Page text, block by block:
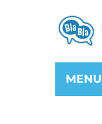
MENU